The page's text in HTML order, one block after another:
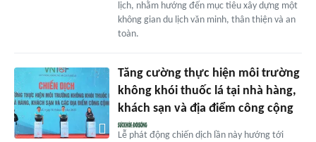
lịch, nhằm hướng đến mục tiêu xây dựng một
không gian du lịch văn minh, thân thiện và an
toàn.
Tăng cường thực hiện môi trường
không khói thuốc lá tại nhà hàng,
khách sạn và địa điểm công cộng
Lễ phát động chiến dịch lần này hướng tới